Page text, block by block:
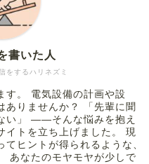
をするハリネズミ
書いた人
す。 電気設備の計画や設
ありませんか？ 「先輩に聞
い」 ――そんな悩みを抱え
イトを立ち上げました。 現
ヒントが得られるような、
あなたのモヤモヤが少しで